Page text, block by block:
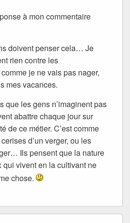
à mon commentaire
doivent penser cela… Je
rien contre les
je ne vais pas nager,
mes vacances.
que les gens n’imaginent pas
abattre chaque jour sur
de ce métier. C’est comme
d’un verger, ou les
Ils pensent que la nature
qui vivent en la cultivant ne
chose.